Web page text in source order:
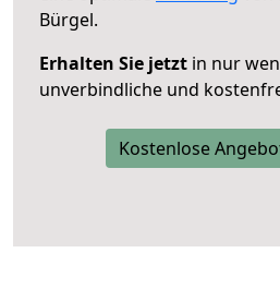
Bürgel.
Erhalten Sie jetzt in nur
unverbindliche und
Kostenlose